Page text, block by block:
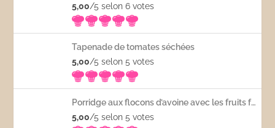
5,00/5 selon 6votes
Tapenade de tomates séchées
5,00/5 selon 5votes
Porridge aux flocons d’avoine avec les fruits frais
5,00/5 selon 5votes